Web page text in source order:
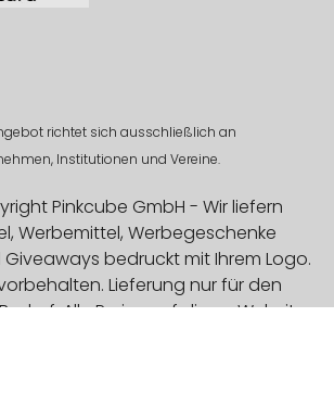
richtet sich ausschließlich an
Institutionen und Vereine.
Pinkcube GmbH - Wir liefern
Werbemittel, Werbegeschenke
Giveaways bedruckt mit Ihrem Logo.
Lieferung nur für den
Alle Preise auf dieser Website